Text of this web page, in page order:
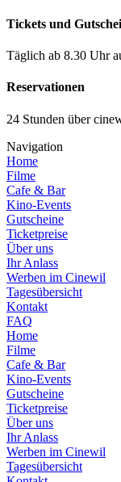
Tickets und
Täglich ab 8.30 Uhr
Reservationen
24 Stunden über
Navigation
Home
Filme
Cafe & Bar
Kino-Events
Gutscheine
Ticketpreise
Über uns
Ihr Anlass
Werben im Cinewil
Tagesübersicht
Kontakt
FAQ
Home
Filme
Cafe & Bar
Kino-Events
Gutscheine
Ticketpreise
Über uns
Ihr Anlass
Werben im Cinewil
Tagesübersicht